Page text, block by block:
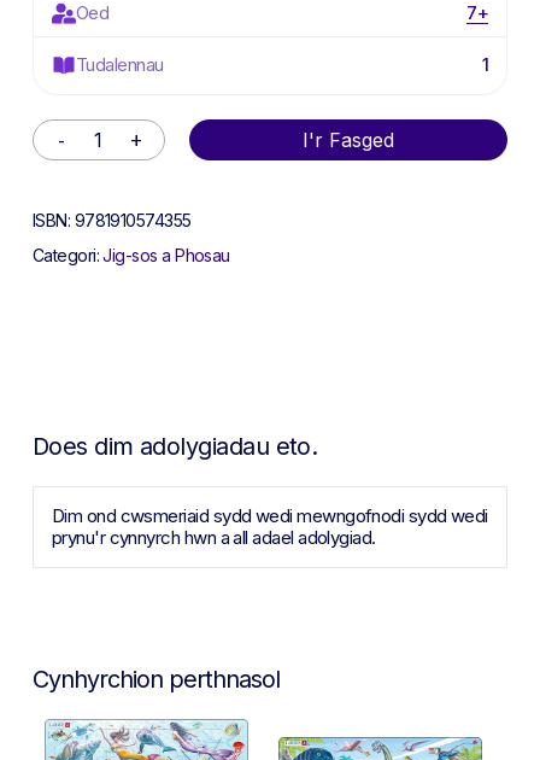
Oed 7+
Tudalennau 1
I'r Fasged
Alternative:
ISBN: 9781910574355
Categori:Jig-sos a Phosau
Does dim adolygiadau eto.
Dim ond cwsmeriaid sydd wedi mewngofnodi sydd wedi
prynu'r cynnyrch hwn a all adael adolygiad.
Cynhyrchion perthnasol